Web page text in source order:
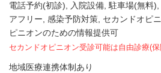
電話予約(初診) 入院設備 駐車場(無料)
アフリー 感染予防対策 セカンドオピ
ピニオンのための情報提供可
セカンドオピニオン受診可能は自由診療(
地域医療連携体制あり